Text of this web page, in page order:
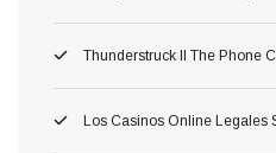
Thunderstruck II The Phone
Los Casinos Online Legales